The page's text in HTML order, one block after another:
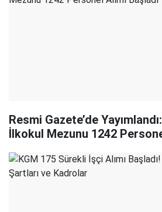
Resmi Gazete’de
İlkokul Mezunu 1242